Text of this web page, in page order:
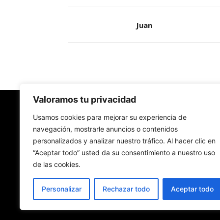
Valoramos tu privacidad
Usamos cookies para mejorar su experiencia de
navegación, mostrarle anuncios o contenidos
personalizados y analizar nuestro tráfico. Al hacer clic en
“Aceptar todo” usted da su consentimiento a nuestro uso
de las cookies.
Personalizar Rechazar todo Aceptar todo
Juan
Redes Cristianas
Una mirada alternativa sobre la Iglesia católica
- Colectivos de Redes Cristianas